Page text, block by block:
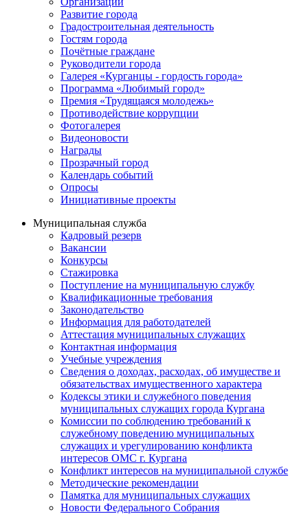
Развитие города
Градостроительная деятельность
Гостям города
Почётные граждане
Руководители города
Галерея «Курганцы - гордость города»
Программа «Любимый город»
Премия «Трудящаяся молодежь»
Противодействие коррупции
Фотогалерея
Видеоновости
Награды
Прозрачный город
Календарь событий
Опросы
Инициативные проекты
Муниципальная служба
Кадровый резерв
Вакансии
Конкурсы
Стажировка
Поступление на муниципальную службу
Квалификационные требования
Законодательство
Информация для работодателей
Аттестация муниципальных служащих
Контактная информация
Учебные учреждения
Сведения о доходах, расходах, об имуществе и
обязательствах имущественного характера
Кодексы этики и служебного поведения
муниципальных служащих города Кургана
Комиссии по соблюдению требований к
служебному поведению муниципальных
служащих и урегулированию конфликта
интересов ОМС г. Кургана
Конфликт интересов на муниципальной службе
Методические рекомендации
Памятка для муниципальных служащих
Новости Федерального Cобрания